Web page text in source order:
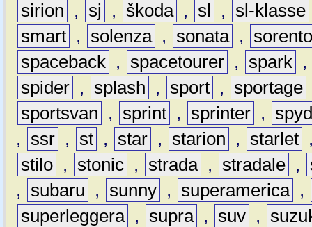
sirion
, sj , škoda , sl , sl-klasse
smart , solenza , sonata ,
spaceback , spacetourer , spark ,
spider , splash , sport , sportage
sportsvan
, sprint , sprinter ,
,
ssr , st , star , starion , starlet
stilo , stonic , strada , stradale ,
,
subaru , sunny , superamerica ,
superleggera , supra , suv ,